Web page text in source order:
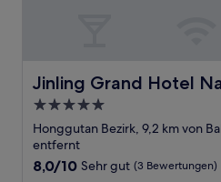
Jinling Grand Hotel
Jinling Grand Hotel
5.0-
Sterne-
Unterkunft
Honggutan Bezirk, 9,2 km von
entfernt
8.0
8,0/10 Sehr gut (3 Bewertungen)